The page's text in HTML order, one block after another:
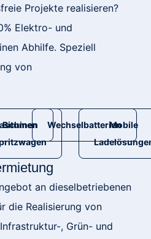
Projekte realisieren?
Elektro- und
Abhilfe. Speziell
von
Bitumen
WechselbatterienMobile
an dieselbetriebenen
die Realisierung von
, Grün- und